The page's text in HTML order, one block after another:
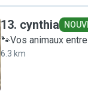
13. cynthia
🐾Vos animaux
6.3 km